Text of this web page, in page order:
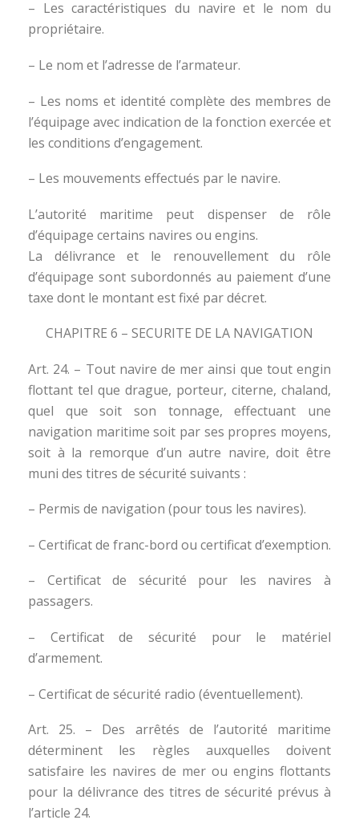
– Les caractéristiques du navire et le nom du
propriétaire.
– Le nom et l’adresse de l’armateur.
– Les noms et identité complète des membres de
l’équipage avec indication de la fonction exercée et
les conditions d’engagement.
– Les mouvements effectués par le navire.
L’autorité maritime peut dispenser de rôle
d’équipage certains navires ou engins.
La délivrance et le renouvellement du rôle
d’équipage sont subordonnés au paiement d’une
taxe dont le montant est fixé par décret.
CHAPITRE 6 – SECURITE DE LA NAVIGATION
Art. 24. – Tout navire de mer ainsi que tout engin
flottant tel que drague, porteur, citerne, chaland,
quel que soit son tonnage, effectuant une
navigation maritime soit par ses propres moyens,
soit à la remorque d’un autre navire, doit être
muni des titres de sécurité suivants :
– Permis de navigation (pour tous les navires).
– Certificat de franc-bord ou certificat d’exemption.
– Certificat de sécurité pour les navires à
passagers.
– Certificat de sécurité pour le matériel
d’armement.
– Certificat de sécurité radio (éventuellement).
Art. 25. – Des arrêtés de l’autorité maritime
déterminent les règles auxquelles doivent
satisfaire les navires de mer ou engins flottants
pour la délivrance des titres de sécurité prévus à
l’arti­cle 24.